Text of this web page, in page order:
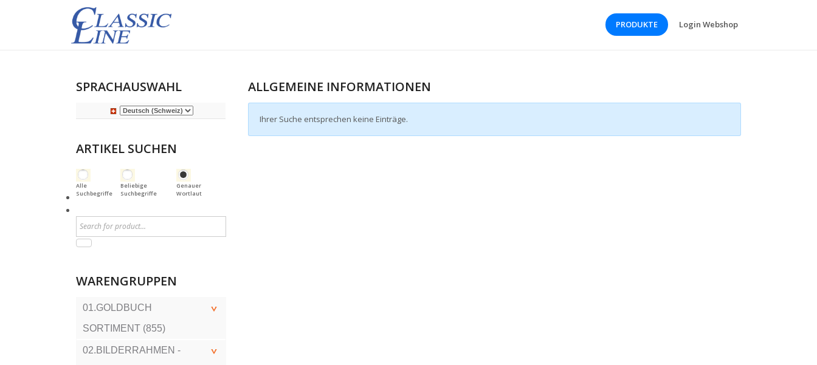
PRODUKTE Login Webshop
SPRACHAUSWAHL
ARTIKEL SUCHEN
Alle
Suchbegriffe
Beliebige
Suchbegriffe
Genauer
Wortlaut
WARENGRUPPEN
01.GOLDBUCH
SORTIMENT (855)
02.BILDERRAHMEN -
ALLGEMEINE INFORMATIONEN
Ihrer Suche entsprechen keine Einträge.